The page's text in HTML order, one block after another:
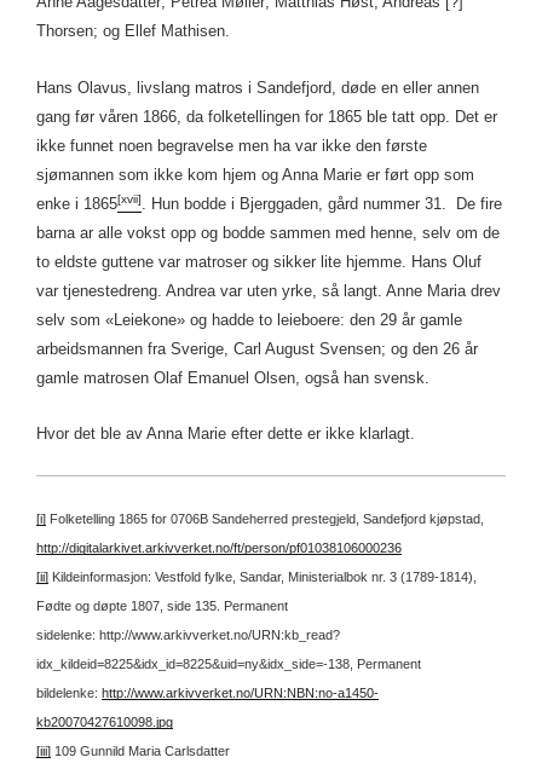
Thorsen; og Ellef Mathisen.
Hans Olavus, livslang matros i Sandefjord, døde en eller annen
gang før våren 1866, da folketellingen for 1865 ble tatt opp. Det er
ikke funnet noen begravelse men ha var ikke den første
sjømannen som ikke kom hjem og Anna Marie er ført opp som
enke i 1865[xvii]
. Hun bodde i Bjerggaden, gård nummer 31. De fire
barna ar alle vokst opp og bodde sammen med henne, selv om de
to eldste guttene var matroser og sikker lite hjemme. Hans Oluf
var tjenestedreng. Andrea var uten yrke, så langt. Anne Maria drev
selv som «Leiekone» og hadde to leieboere: den 29 år gamle
arbeidsmannen fra Sverige, Carl August Svensen; og den 26 år
gamle matrosen Olaf Emanuel Olsen, også han svensk.
Hvor det ble av Anna Marie efter dette er ikke klarlagt.
[i] Folketelling 1865 for 0706B Sandeherred prestegjeld, Sandefjord kjøpstad,
http://digitalarkivet.arkivverket.no/ft/person/pf01038106000236
[ii] Kildeinformasjon: Vestfold fylke, Sandar, Ministerialbok nr. 3 (1789-1814),
Fødte og døpte 1807, side 135. Permanent
sidelenke: http://www.arkivverket.no/URN:kb_read?
idx_kildeid=8225&idx_id=8225&uid=ny&idx_side=-138, Permanent
bildelenke: http://www.arkivverket.no/URN:NBN:no-a1450-
kb20070427610098.jpg
[iii] 109 Gunnild Maria Carlsdatter